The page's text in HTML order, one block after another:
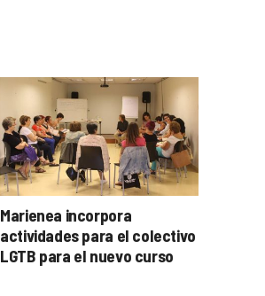
Marienea incorpora
actividades para el colectivo
LGTB para el nuevo curso